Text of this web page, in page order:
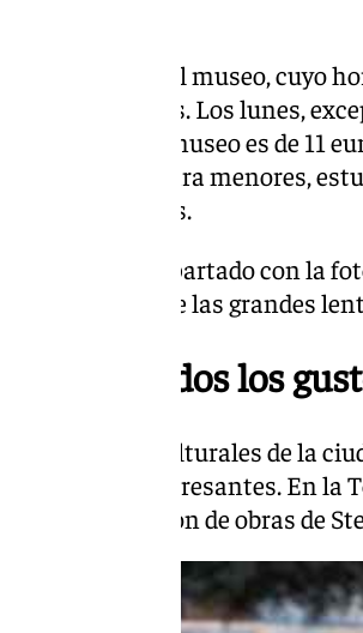
ser festivo abre el museo, cuyo
a 20.00 horas. Los lunes,
general al museo es de 11
gratis para menores,
otros colectivos.
tiene un apartado con la
el legado de una de las grandes
para todos los
y centros culturales de la
muy interesantes. En la
la última colección de obras de